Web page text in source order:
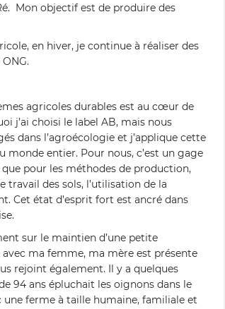
Mon objectif est de produire des
en hiver, je continue à réaliser des
agricoles durables est au cœur de
j’ai choisi le label AB, mais nous
dans l’agroécologie et j’applique cette
monde entier. Pour nous, c’est un gage
pour les méthodes de production,
des sols, l’utilisation de la
Cet état d’esprit fort est ancré dans
sur le maintien d’une petite
ma femme, ma mère est présente
rejoint également. Il y a quelques
94 ans épluchait les oignons dans le
ferme à taille humaine, familiale et